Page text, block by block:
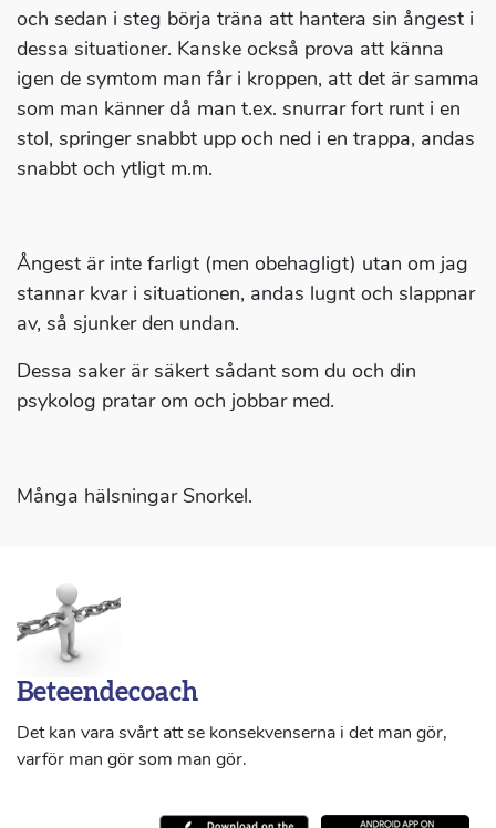
och sedan i steg börja träna att hantera sin ångest i
dessa situationer. Kanske också prova att känna
igen de symtom man får i kroppen, att det är samma
som man känner då man t.ex. snurrar fort runt i en
stol, springer snabbt upp och ned i en trappa, andas
snabbt och ytligt m.m.
Ångest är inte farligt (men obehagligt) utan om jag
stannar kvar i situationen, andas lugnt och slappnar
av, så sjunker den undan.
Dessa saker är säkert sådant som du och din
psykolog pratar om och jobbar med.
Många hälsningar Snorkel.
Beteendecoach
Det kan vara svårt att se konsekvenserna i det man gör,
varför man gör som man gör.